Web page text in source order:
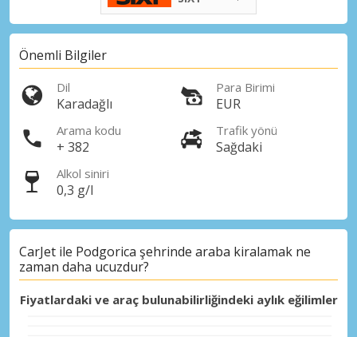
Önemli Bilgiler
Dil
Karadağlı
Para Birimi
EUR
Arama kodu
+ 382
Trafik yönü
Sağdaki
Alkol siniri
0,3 g/l
CarJet ile Podgorica şehrinde araba kiralamak ne
zaman daha ucuzdur?
Fiyatlardaki ve araç bulunabilirliğindeki aylık eğilimler